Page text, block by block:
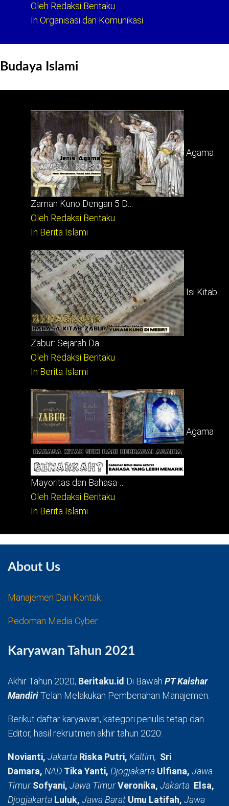
Oleh Redaksi Beritaku
In Organisasi dan Komunikasi
Budaya Islami
Agama
Zaman Kuno Dengan 5 D…
Oleh Redaksi Beritaku
In Berita Islami
Isi Kitab
Zabur: Sejarah Da…
Oleh Redaksi Beritaku
In Berita Islami
Agama
Mayoritas dan Bahasa …
Oleh Redaksi Beritaku
In Berita Islami
About Us
Manajemen Dan Kontak
Pedoman Media Cyber
Karyawan Tahun 2021
Akhir Tahun 2020, Beritaku.id Di Bawah PT Kaishar
MandiriTelah Melakukan Pembenahan Manajemen.
Berikut daftar karyawan, kategori penulis tetap dan
Editor, hasil rekruitmen akhir tahun 2020:
Novianti, Jakarta Riska Putri, Kaltim, Sri
Damara, NAD Tika Yanti, Djogjakarta Ulfiana, Jawa
TimurSofyani, Jawa TimurVeronika, Jakarta Elsa,
Djogjakarta Luluk, Jawa Barat Umu Latifah, Jawa